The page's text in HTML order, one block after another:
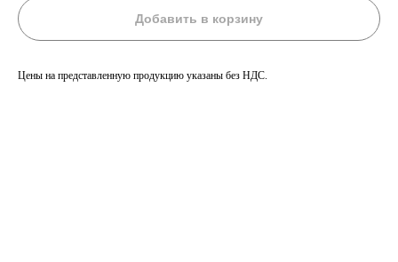
Добавить в корзину
Цены на представленную продукцию указаны без НДС.